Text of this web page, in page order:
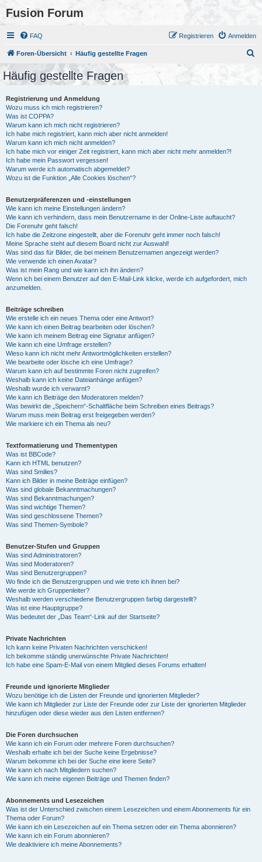
Fusion Forum
FAQ Anmelden
Registrieren
Foren-Übersicht Häufig gestellte Fragen
Häufig gestellte Fragen
Registrierung und Anmeldung
Wozu muss ich mich registrieren?
Was ist COPPA?
Warum kann ich mich nicht registrieren?
Ich habe mich registriert, kann mich aber nicht anmelden!
Warum kann ich mich nicht anmelden?
Ich habe mich vor einiger Zeit registriert, kann mich aber nicht mehr anmelden?!
Ich habe mein Passwort vergessen!
Warum werde ich automatisch abgemeldet?
Wozu ist die Funktion „Alle Cookies löschen“?
Benutzerpräferenzen und -einstellungen
Wie kann ich meine Einstellungen ändern?
Wie kann ich verhindern, dass mein Benutzername in der Online-Liste auftaucht?
Die Forenuhr geht falsch!
Ich habe die Zeitzone eingestellt, aber die Forenuhr geht immer noch falsch!
Meine Sprache steht auf diesem Board nicht zur Auswahl!
Was sind das für Bilder, die bei meinem Benutzernamen angezeigt werden?
Wie verwende ich einen Avatar?
Was ist mein Rang und wie kann ich ihn ändern?
Wenn ich bei einem Benutzer auf den E-Mail-Link klicke, werde ich aufgefordert, mich
anzumelden.
Beiträge schreiben
Wie erstelle ich ein neues Thema oder eine Antwort?
Wie kann ich einen Beitrag bearbeiten oder löschen?
Wie kann ich meinem Beitrag eine Signatur anfügen?
Wie kann ich eine Umfrage erstellen?
Wieso kann ich nicht mehr Antwortmöglichkeiten erstellen?
Wie bearbeite oder lösche ich eine Umfrage?
Warum kann ich auf bestimmte Foren nicht zugreifen?
Weshalb kann ich keine Dateianhänge anfügen?
Weshalb wurde ich verwarnt?
Wie kann ich Beiträge den Moderatoren melden?
Was bewirkt die „Speichern“-Schaltfläche beim Schreiben eines Beitrags?
Warum muss mein Beitrag erst freigegeben werden?
Wie markiere ich ein Thema als neu?
Textformatierung und Thementypen
Was ist BBCode?
Kann ich HTML benutzen?
Was sind Smilies?
Kann ich Bilder in meine Beiträge einfügen?
Was sind globale Bekanntmachungen?
Was sind Bekanntmachungen?
Was sind wichtige Themen?
Was sind geschlossene Themen?
Was sind Themen-Symbole?
Benutzer-Stufen und Gruppen
Was sind Administratoren?
Was sind Moderatoren?
Was sind Benutzergruppen?
Wo finde ich die Benutzergruppen und wie trete ich ihnen bei?
Wie werde ich Gruppenleiter?
Weshalb werden verschiedene Benutzergruppen farbig dargestellt?
Was ist eine Hauptgruppe?
Was bedeutet der „Das Team“-Link auf der Startseite?
Private Nachrichten
Ich kann keine Privaten Nachrichten verschicken!
Ich bekomme ständig unerwünschte Private Nachrichten!
Ich habe eine Spam-E-Mail von einem Mitglied dieses Forums erhalten!
Freunde und ignorierte Mitglieder
Wozu benötige ich die Listen der Freunde und ignorierten Mitglieder?
Wie kann ich Mitglieder zur Liste der Freunde oder zur Liste der ignorierten Mitglieder
hinzufügen oder diese wieder aus den Listen entfernen?
Die Foren durchsuchen
Wie kann ich ein Forum oder mehrere Foren durchsuchen?
Weshalb erhalte ich bei der Suche keine Ergebnisse?
Warum bekomme ich bei der Suche eine leere Seite?
Wie kann ich nach Mitgliedern suchen?
Wie kann ich meine eigenen Beiträge und Themen finden?
Abonnements und Lesezeichen
Was ist der Unterschied zwischen einem Lesezeichen und einem Abonnements für ein
Thema oder Forum?
Wie kann ich ein Lesezeichen auf ein Thema setzen oder ein Thema abonnieren?
Wie kann ich ein Forum abonnieren?
Wie deaktiviere ich meine Abonnements?